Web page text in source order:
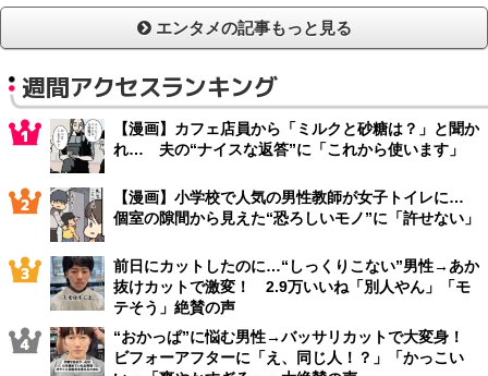
エンタメの記事もっと見る
週間アクセスランキング
【漫画】カフェ店員から「ミルクと砂糖は？」と聞か
れ… 夫の“ナイスな返答”に「これから使います」
【漫画】小学校で人気の男性教師が女子トイレに…
個室の隙間から見えた“恐ろしいモノ”に「許せない」
前日にカットしたのに…“しっくりこない”男性→あか
抜けカットで激変！ 2.9万いいね「別人やん」「モ
テそう」絶賛の声
“おかっぱ”に悩む男性→バッサリカットで大変身！
ビフォーアフターに「え、同じ人！？」「かっこい